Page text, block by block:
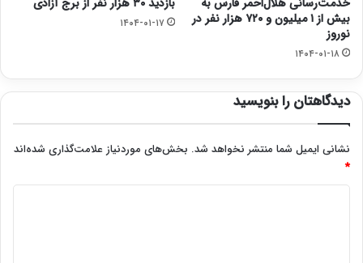
بیش از ۱ میلیون و ۷۲۰ هزار نفر در
نوروز
۱۴۰۴-۰۱-۱۸
۱۴۰۴-۰۱-۱۷
دیدگاهتان را بنویسید
نشانی ایمیل شما منتشر نخواهد شد. بخش‌های موردنیاز علامت‌گذاری شده‌اند
*